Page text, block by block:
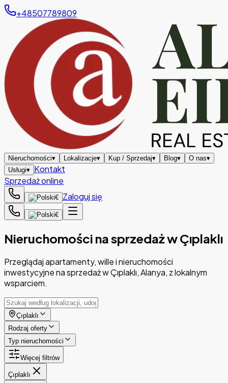
+48507789809
Nieruchomości▾ Lokalizacje▾ Kup / Sprzedaj▾ Blog▾ O nas▾
Usługi▾ Kontakt
Sprzedaż online
€ Zaloguj się
€
Nieruchomości na sprzedaż w Çıplaklı
Przeglądaj apartamenty, wille i nieruchomości
inwestycyjne na sprzedaż w Çıplaklı, Alanya, z lokalnym
wsparciem.
Çıplaklı
Rodzaj oferty
Typ nieruchomości
Więcej filtrów
Çıplaklı